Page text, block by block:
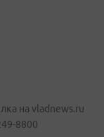
на vladnews.ru
8800